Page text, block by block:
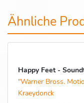
Ähnliche
Happy Feet -
"Warner Bross.
Kraeydonck